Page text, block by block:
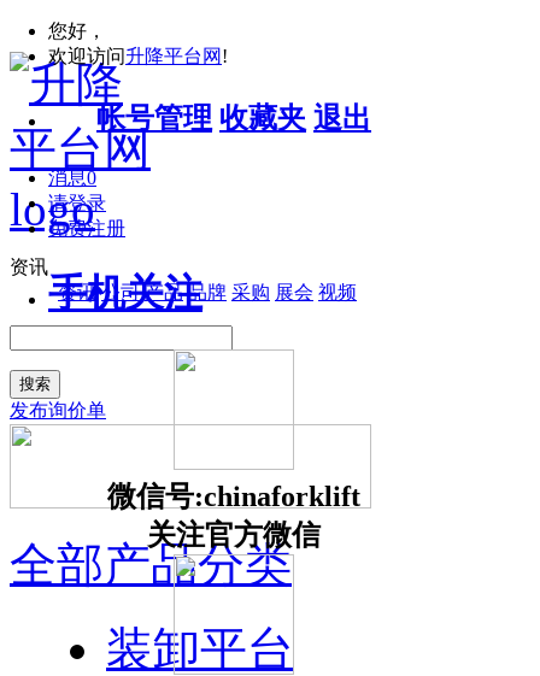
您好，
欢迎访问升降平台网 !
帐号管理 收藏夹 退出
消息0
请登录
免费注册
手机关注
微信号:chinaforklift
关注官方微信
资讯
资讯 公司 产品 品牌 采购 展会 视频
搜索
发布询价单
全部产品分类
装卸平台